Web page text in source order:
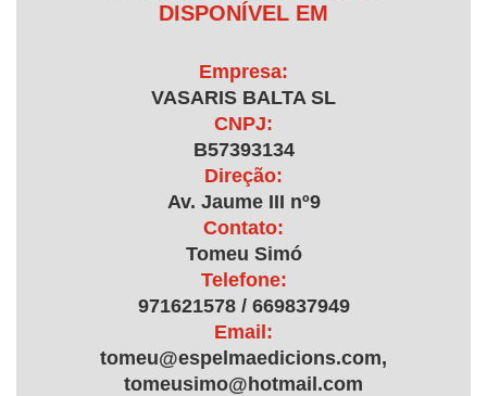
DISPONÍVEL EM
Empresa:
VASARIS BALTA SL
CNPJ:
B57393134
Direção:
Av. Jaume III nº9
Contato:
Tomeu Simó
Telefone:
971621578 / 669837949
Email:
tomeu@espelmaedicions.com,
tomeusimo@hotmail.com